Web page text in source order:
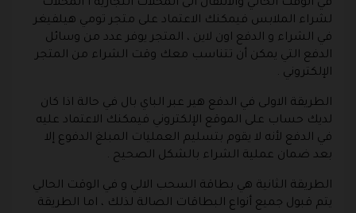
في الوقت الحالي والانتقال الى المحلات التجارية ا المحلات
لشراء الملابس فيمكنك الاعتماد على متجر تومي هيلفيغر
في الشراء و الدفع اون لاين ، المتجر يوفر عدد من وسائل
الدفع التي يمكن أن تتناسب معك وقت الشراء من المتجر
الإلكتروني .
الطريقة الاولى في الدفع هير عبر الباي بال في حالة اذا كان
لديك حساب على الموقع الإلكتروني فيمكنك الاعتماد عليه
في الدفع لأنه لا يقوم بتسليم العمليات المبلغ الدفوع إلا
بعد ضمان عملية الشراء بالشكل الصحيح .
الطريقة الثانية هي بطاقة السحب الالي و في الوقت الحالي
يتم قبول جميع أنواع البطاقات الصالة لذلك ، اما الطريقة